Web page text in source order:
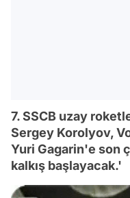
7. SSCB uzay
Sergey Korolyov,
Yuri Gagarin'e son
kalkış başlayacak.'